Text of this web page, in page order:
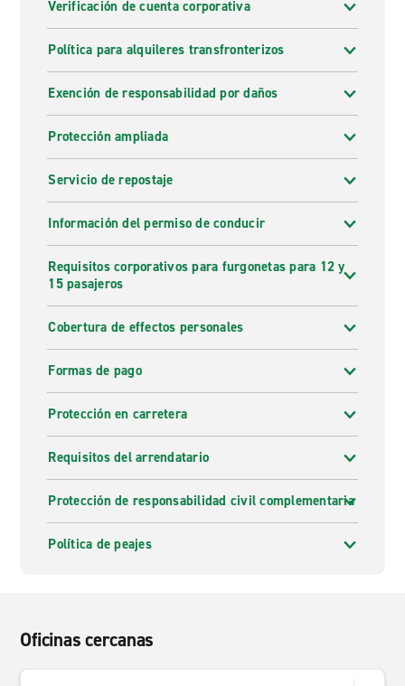
Verificación de cuenta corporativa
Política para alquileres transfronterizos
Exención de responsabilidad por daños
Protección ampliada
Servicio de repostaje
Información del permiso de conducir
Requisitos corporativos para furgonetas para 12 y
15 pasajeros
Cobertura de effectos personales
Formas de pago
Protección en carretera
Requisitos del arrendatario
Protección de responsabilidad civil complementaria
Política de peajes
Oficinas cercanas